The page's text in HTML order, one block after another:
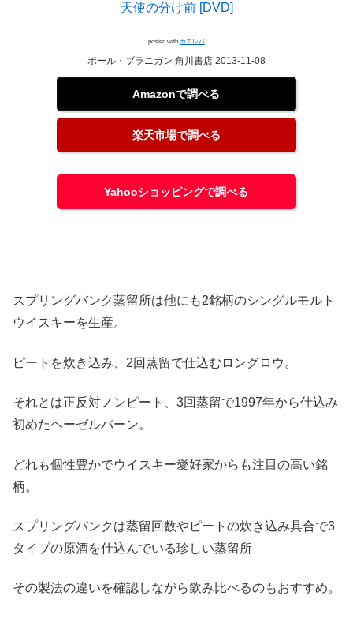
天使の分け前 [DVD]
posted with カエレバ
ポール・ブラニガン 角川書店 2013-11-08
Amazonで調べる
楽天市場で調べる
Yahooショッピングで調べる
スプリングバンク蒸留所は他にも2銘柄のシングルモルト
ウイスキーを生産。
ピートを炊き込み、2回蒸留で仕込むロングロウ。
それとは正反対ノンピート、3回蒸留で1997年から仕込み
初めたヘーゼルバーン。
どれも個性豊かでウイスキー愛好家からも注目の高い銘
柄。
スプリングバンクは蒸留回数やピートの炊き込み具合で3
タイプの原酒を仕込んでいる珍しい蒸留所
その製法の違いを確認しながら飲み比べるのもおすすめ。